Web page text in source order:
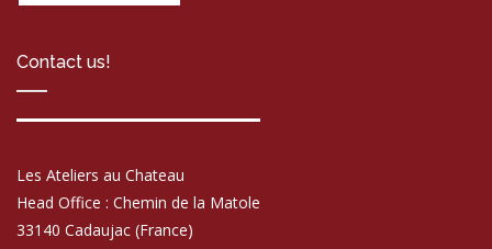
Contact us!
Les Ateliers au Chateau
Head Office : Chemin de la Matole
33140 Cadaujac (France)